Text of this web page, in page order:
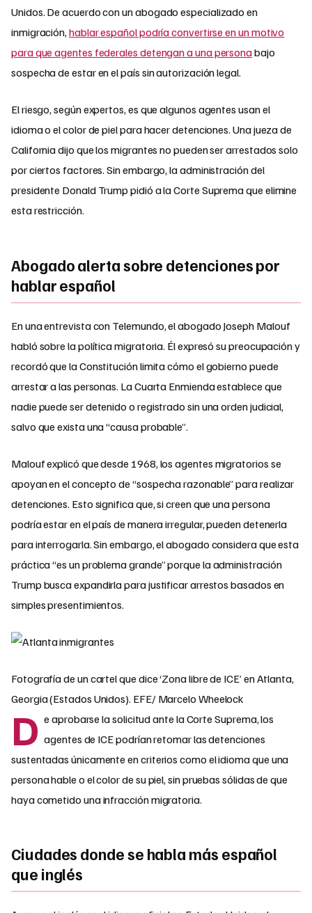
Unidos. De acuerdo con un abogado especializado en
inmigración, hablar español podría convertirse en un motivo
para que agentes federales detengan a una personabajo
sospecha de estar en el país sin autorización legal.
El riesgo, según expertos, es que algunos agentes usan el
idioma o el color de piel para hacer detenciones. Una jueza de
California dijo que los migrantes no pueden ser arrestados solo
por ciertos factores. Sin embargo, la administración del
presidente Donald Trump pidió a la Corte Suprema que elimine
esta restricción.
Abogado alerta sobre detenciones por
hablar español
En una entrevista con Telemundo, el abogado Joseph Malouf
habló sobre la política migratoria. Él expresó su preocupación y
recordó que la Constitución limita cómo el gobierno puede
arrestar a las personas. La Cuarta Enmienda establece que
nadie puede ser detenido o registrado sin una orden judicial,
salvo que exista una “causa probable”.
Malouf explicó que desde 1968, los agentes migratorios se
apoyan en el concepto de “sospecha razonable” para realizar
detenciones. Esto significa que, si creen que una persona
podría estar en el país de manera irregular, pueden detenerla
para interrogarla. Sin embargo, el abogado considera que esta
práctica “es un problema grande” porque la administración
Trump busca expandirla para justificar arrestos basados en
simples presentimientos.
Fotografía de un cartel que dice ‘Zona libre de ICE’ en Atlanta,
Georgia (Estados Unidos). EFE/ Marcelo Wheelock
D e aprobarse la solicitud ante la Corte Suprema, los
agentes de ICE podrían retomar las detenciones
sustentadas únicamente en criterios como el idioma que una
persona hable o el color de su piel, sin pruebas sólidas de que
haya cometido una infracción migratoria.
Ciudades donde se habla más español
que inglés